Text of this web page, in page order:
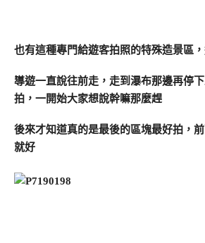
也有這種專門給遊客拍照的特殊造景區
導遊一直說往前走，走到瀑布那邊再停
拍，一開始大家想說幹嘛那麼趕
後來才知道真的是最後的區塊最好拍，
就好